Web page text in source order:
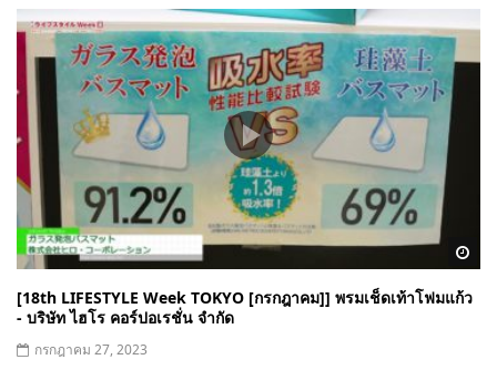
[18th LIFESTYLE Week TOKYO [กรกฎาคม]] พรมเช็ดเท้าโฟมแก้ว
- บริษัท ไฮโร คอร์ปอเรชั่น จำกัด
กรกฎาคม 27, 2023